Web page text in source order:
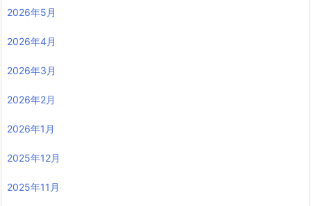
2026年5月
2026年4月
2026年3月
2026年2月
2026年1月
2025年12月
2025年11月